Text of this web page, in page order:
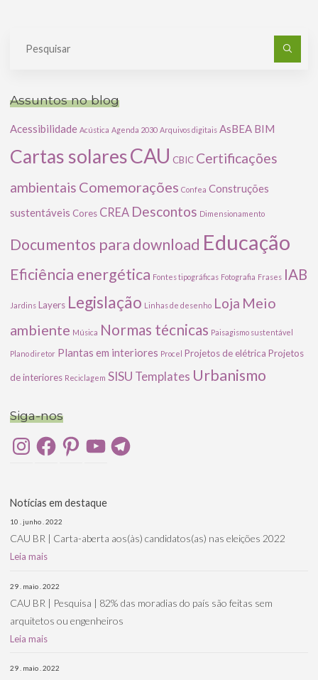
Assuntos no blog
Acessibilidade Acústica Agenda 2030 Arquivos digitais AsBEA BIM
Cartas solaresCAU CBIC Certificações
ambientais Comemorações Confea Construções
sustentáveis Cores CREA Descontos Dimensionamento
Documentos para download Educação
Eficiência energética Fontes tipográficas Fotografia Frases IAB
Jardins Layers Legislação Linhas de desenho Loja Meio
ambiente Música Normas técnicas Paisagismo sustentável
Plano diretor Plantas em interiores Procel Projetos de elétrica Projetos
de interiores Reciclagem SISU Templates Urbanismo
Siga-nos
InstagramFacebookPinterestYouTubeTelegram
Notícias em destaque
10 . junho . 2022
CAU BR | Carta-aberta aos(às) candidatos(as) nas eleições 2022
Leia mais
29 . maio . 2022
CAU BR | Pesquisa | 82% das moradias do país são feitas sem
arquitetos ou engenheiros
Leia mais
29 . maio . 2022